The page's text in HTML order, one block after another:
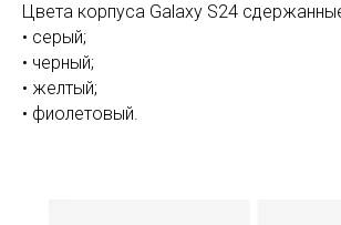
Цвета корпуса Galaxy S24
• серый;
• черный;
• желтый;
• фиолетовый.